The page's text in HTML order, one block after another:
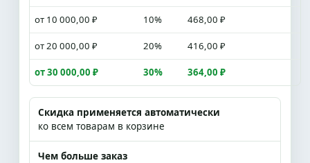
от 10 000,00 ₽ 10% 468,00 ₽
от 20 000,00 ₽ 20% 416,00 ₽
от 30 000,00 ₽ 30% 364,00 ₽
Скидка применяется автоматически
ко всем товарам в корзине
Чем больше заказ